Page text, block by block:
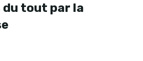
du tout par la